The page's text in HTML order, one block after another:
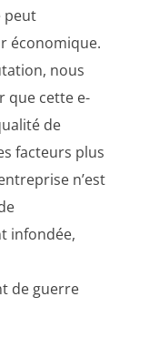
peut
économique.
nous
que cette e-
de
facteurs plus
n’est
infondée,
de guerre